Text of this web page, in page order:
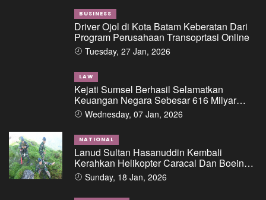
BUSINESS
Driver Ojol di Kota Batam Keberatan Dari
Program Perusahaan Transoprtasi Online
Tuesday, 27 Jan, 2026
LAW
Kejati Sumsel Berhasil Selamatkan
Keuangan Negara Sebesar 616 Milyar
Dalam Perkara Dugaan Tipikor Pemberian
Fasilitas Pinjaman/Kredit Dari Salah Satu
Bank Pemerintah Kepada PT. BSS Dan PT.
SAL
Wednesday, 07 Jan, 2026
NATIONAL
Lanud Sultan Hasanuddin Kembali
Kerahkan Helikopter Caracal Dan Boeing
Intai Strategis, Lokasi Jatuhnya Pesawat
ATR 42-500 Berhasil Diidentifikasi
Sunday, 18 Jan, 2026